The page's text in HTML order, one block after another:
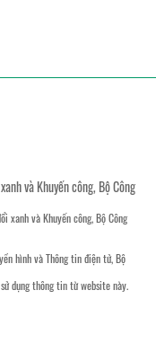
và Khuyến công, Bộ Công
xanh và Khuyến công, Bộ Công
hình và Thông tin điện tử, Bộ
dụng thông tin từ website này.